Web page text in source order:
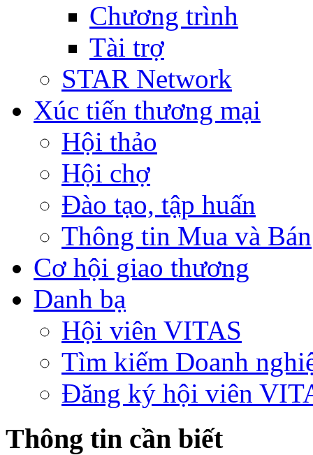
Chương trình
Tài trợ
STAR Network
Xúc tiến thương mại
Hội thảo
Hội chợ
Đào tạo, tập huấn
Thông tin Mua và Bán
Cơ hội giao thương
Danh bạ
Hội viên VITAS
Tìm kiếm Doanh
Đăng ký hội viên
Thông tin cần biết